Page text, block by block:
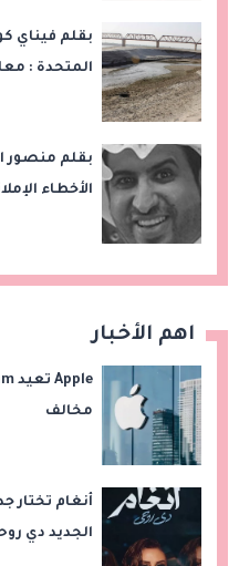
بقلم فيناي
المتحدة :
بقلم منصور
الأخطاء
اهم الأخبار
مخالف
أنغام تختار
الجديد دي